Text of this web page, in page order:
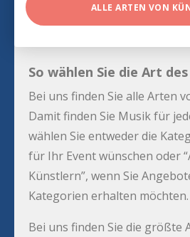
ALLE ARTEN VON
So wählen Sie die Art
Bei uns finden Sie alle Arten
Damit finden Sie Musik für
wählen Sie entweder die
für Ihr Event wünschen oder
Künstlern”, wenn Sie
Kategorien erhalten möchten.
Bei uns finden Sie die größte